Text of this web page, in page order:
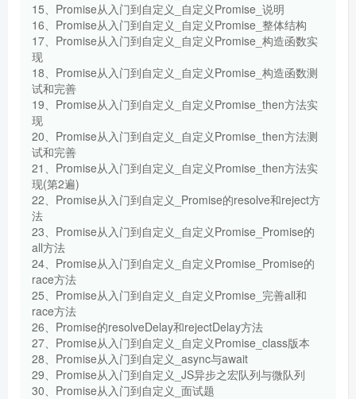
15、Promise从入门到自定义_自定义Promise_说明
16、Promise从入门到自定义_自定义Promise_整体结构
17、Promise从入门到自定义_自定义Promise_构造函数实
现
18、Promise从入门到自定义_自定义Promise_构造函数测
试和完善
19、Promise从入门到自定义_自定义Promise_then方法实
现
20、Promise从入门到自定义_自定义Promise_then方法测
试和完善
21、Promise从入门到自定义_自定义Promise_then方法实
现(第2遍)
22、Promise从入门到自定义_Promise的resolve和reject方
法
23、Promise从入门到自定义_自定义Promise_Promise的
all方法
24、Promise从入门到自定义_自定义Promise_Promise的
race方法
25、Promise从入门到自定义_自定义Promise_完善all和
race方法
26、Promise的resolveDelay和rejectDelay方法
27、Promise从入门到自定义_自定义Promise_class版本
28、Promise从入门到自定义_async与await
29、Promise从入门到自定义_JS异步之宏队列与微队列
30、Promise从入门到自定义_面试题